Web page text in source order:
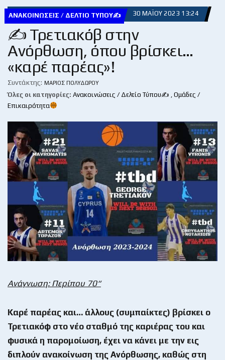
ΑΝΑΚΟΙΝΏΣΕΙΣ / ΔΕΛΤΊΟ ΤΎΠΟΥ✍ 30 ΜΑΪ́ΟΥ 2023 13:24
✍ Τρετιακόβ στην
Ανόρθωση, όπου βρίσκει…
«καρέ παρέας»!
Συντάκτης: ΜΆΡΙΟΣ ΠΟΛΥΔΏΡΟΥ
Όλες οι κατηγορίες: Ανακοινώσεις / Δελτίο Τύπου✍
Ομάδες /
Επικαιρότητα
Ανάγνωση: Περίπου70“
Καρέ παρέας και… άλλους (συμπαίκτες) βρίσκει ο
Τρετιακόφ στο νέο σταθμό της καριέρας του και
φυσικά η παρομοίωση, έχει να κάνει με την εις
διπλούν ανακοίνωση της Ανόρθωσης, καθώς στη